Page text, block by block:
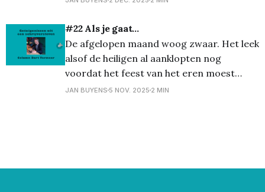
bouwen en renoveren van een eigen
leefbare woning. In plaats
#22 Als je gaat…
De afgelopen maand woog zwaar. Het leek
alsof de heiligen al aanklopten nog
voordat het feest van het eren moest
beginnen. Ik verloor enkele
JAN BUYENS 5 NOV. 2025 2 MIN